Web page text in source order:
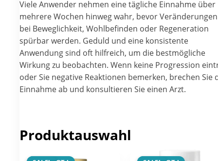
Viele Anwender nehmen eine tägliche Einnahme über
mehrere Wochen hinweg wahr, bevor Veränderungen
bei Beweglichkeit, Wohlbefinden oder Regeneration
spürbar werden. Geduld und eine konsistente
Anwendung sind oft hilfreich, um die bestmögliche
Wirkung zu beobachten. Wenn keine Progression
oder Sie negative Reaktionen bemerken, brechen Sie
Einnahme ab und konsultieren Sie einen Arzt.
Produktauswahl